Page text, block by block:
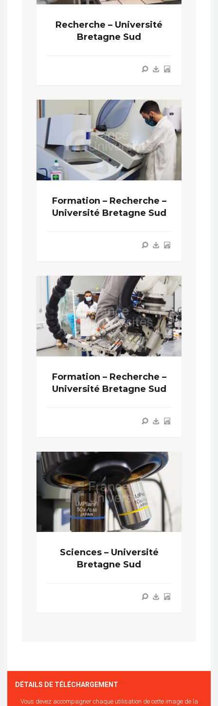
Recherche – Université
Bretagne Sud
Formation – Recherche –
Université Bretagne Sud
Formation – Recherche –
Université Bretagne Sud
Sciences – Université
Bretagne Sud
DÉTAILS DE TÉLÉCHARGEMENT
Vous devez accompagner chaque utilisation de cette image de la